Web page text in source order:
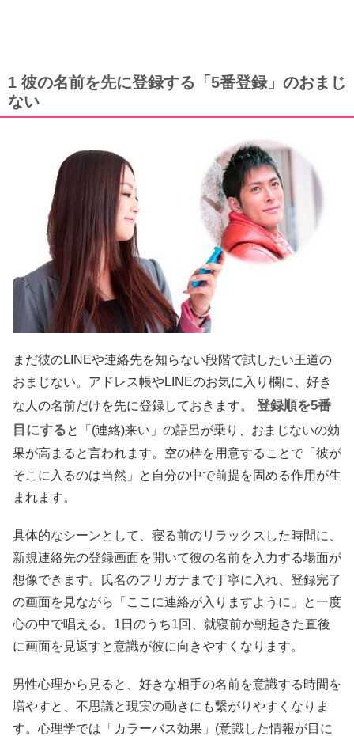
1 彼の名前を先に登録する「5番登録」のおまじ
ない
まだ彼のLINEや連絡先を知らない段階で試したい王道の
おまじない。アドレス帳やLINEのお気に入り欄に、好き
な人の名前だけを先に登録しておきます。
登録順を5番
目にすると「(連絡)来い」の語呂が乗り、おまじないの効
果が高まると言われます。空の枠を用意することで「彼が
そこに入るのは当然」と自分の中で前提を固める作用が生
まれます。
具体的なシーンとして、寝る前のリラックスした時間に、
新規連絡先の登録画面を開いて彼の名前を入力する場面が
想像できます。氏名のフリガナまで丁寧に入れ、登録完了
の画面を見ながら「ここに連絡が入りますように」と一度
心の中で唱える。1日のうち1回、就寝前か朝起きた直後
に画面を見返すと意識が彼に向きやすくなります。
男性心理から見ると、好きな相手の名前を意識する時間を
増やすと、不思議と現実の動きにも繋がりやすくなりま
す。心理学では「カラーバス効果」(意識した情報が目に